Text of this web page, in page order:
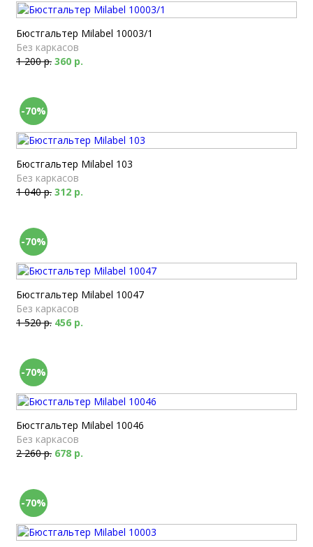
Бюстгальтер Milabel 10003/1
Без каркасов
1 200 р. 360 р.
-70%
Бюстгальтер Milabel 103
Без каркасов
1 040 р. 312 р.
-70%
Бюстгальтер Milabel 10047
Без каркасов
1 520 р. 456 р.
-70%
Бюстгальтер Milabel 10046
Без каркасов
2 260 р. 678 р.
-70%